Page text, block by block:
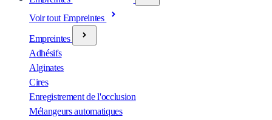
Voir tout Empreintes
Empreintes
Adhésifs
Alginates
Cires
Enregistrement de l'occlusion
Mélangeurs automatiques